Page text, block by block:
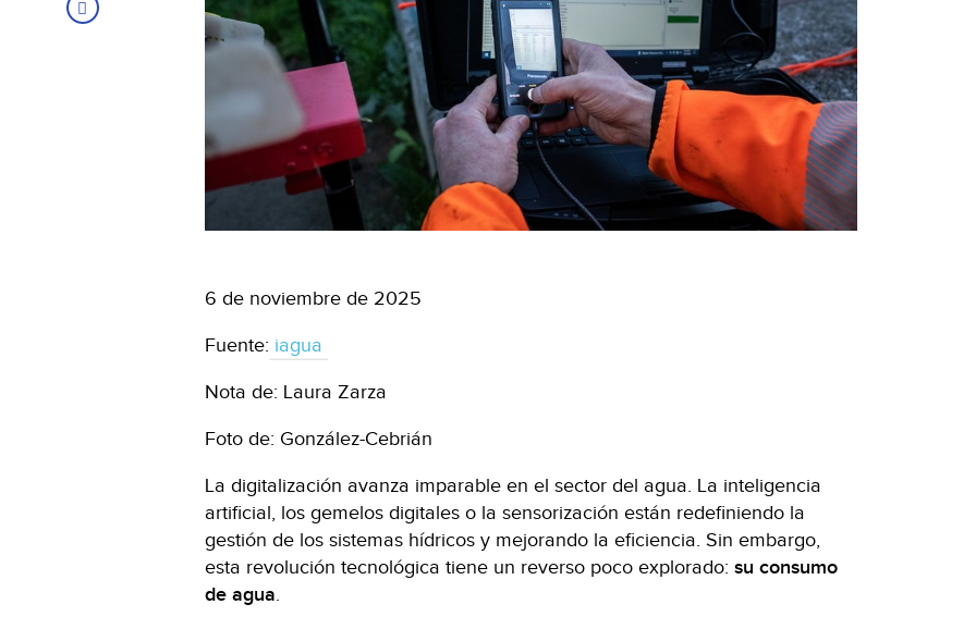
6 de noviembre de 2025
Fuente: iagua
Nota de: Laura Zarza
Foto de: González-Cebrián
La digitalización avanza imparable en el sector del agua. La inteligencia
artificial, los gemelos digitales o la sensorización están redefiniendo la
gestión de los sistemas hídricos y mejorando la eficiencia. Sin embargo,
esta revolución tecnológica tiene un reverso poco explorado: su consumo
de agua.